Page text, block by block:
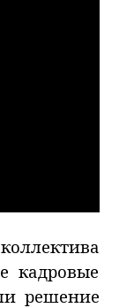
кадровые
решение